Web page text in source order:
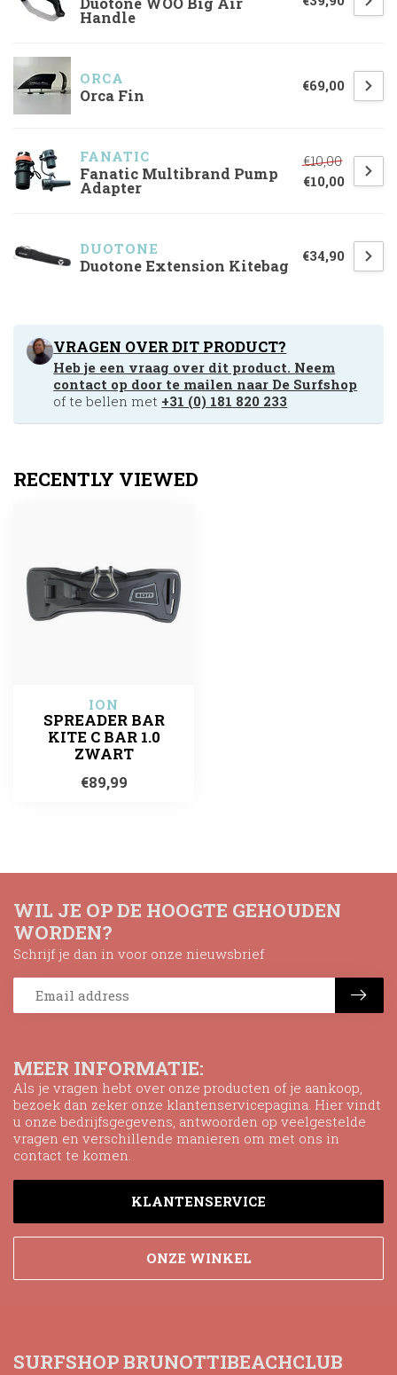
Handle
ORCA
Orca Fin
€69,00
FANATIC
Fanatic Multibrand Pump
Adapter
€10,00
€10,00
DUOTONE
Duotone Extension Kitebag
€34,90
VRAGEN OVER DIT PRODUCT?
Heb je een vraag over dit product. Neem
contact op door te mailen naar De Surfshop
of te bellen met +31 (0) 181 820 233
RECENTLY VIEWED
ION
SPREADER BAR
KITE C BAR 1.0
ZWART
€89,99
MEER INFORMATIE:
Als je vragen hebt over onze producten of je aankoop,
bezoek dan zeker onze klantenservicepagina. Hier vindt
u onze bedrijfsgegevens, antwoorden op veelgestelde
vragen en verschillende manieren om met ons in
contact te komen.
KLANTENSERVICE
ONZE WINKEL
WIL JE OP DE HOOGTE GEHOUDEN
WORDEN?
Schrijf je dan in voor onze nieuwsbrief
SURFSHOP BRUNOTTIBEACHCLUB